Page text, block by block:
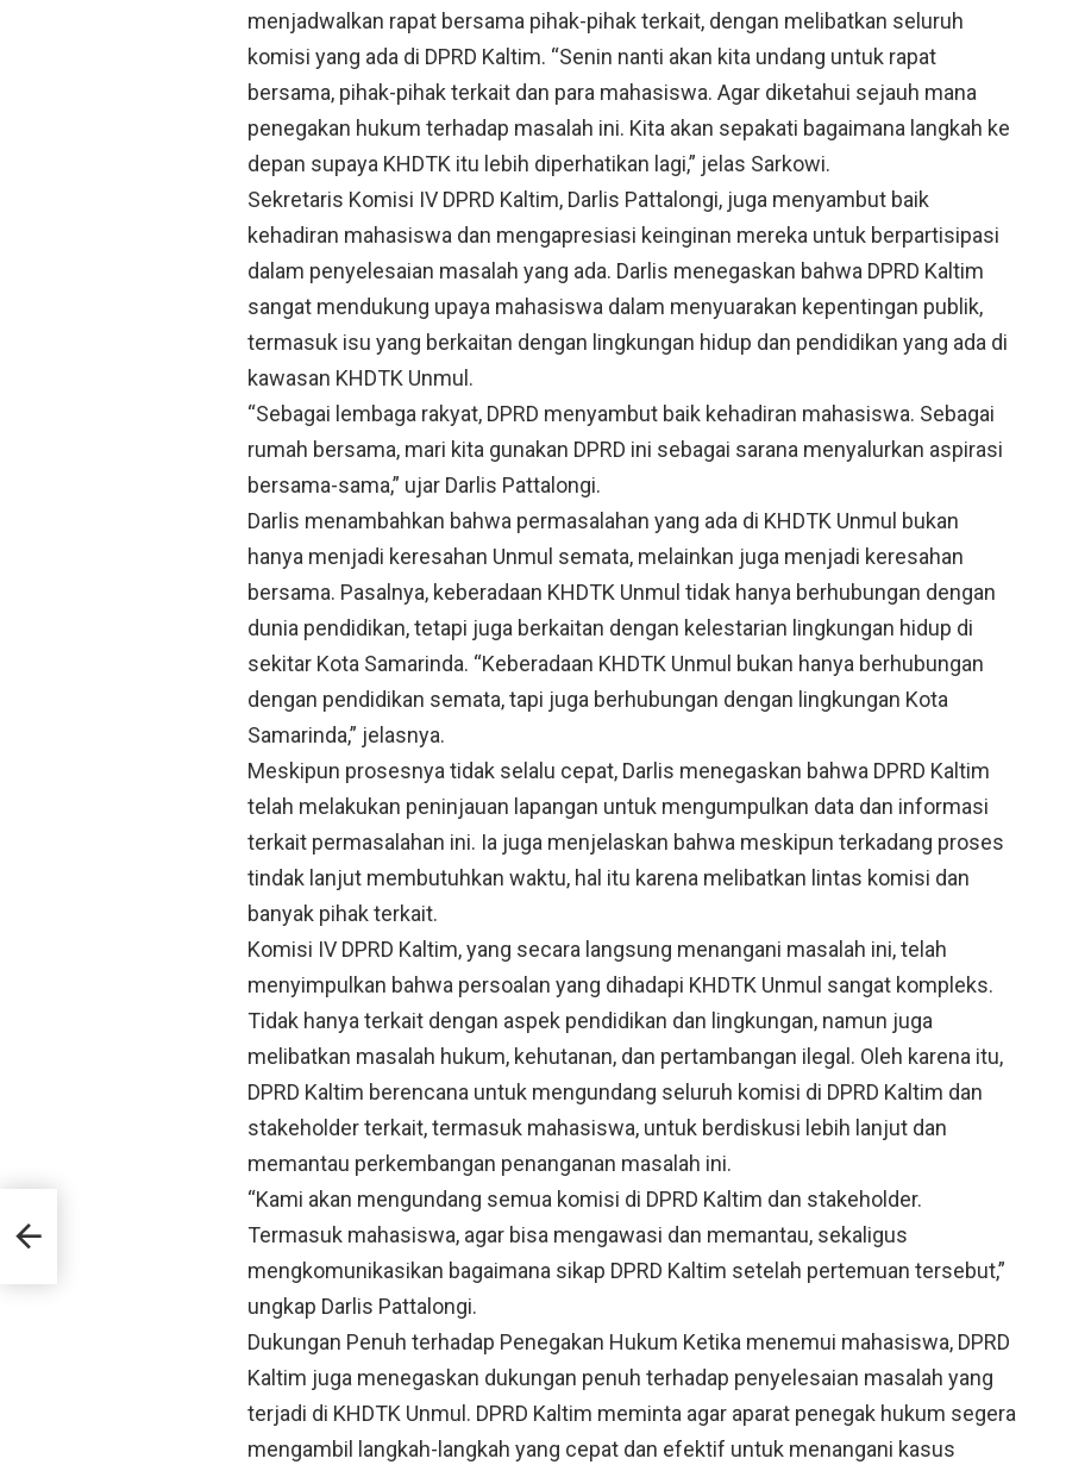
menjadwalkan rapat bersama pihak-pihak terkait, dengan melibatkan seluruh
komisi yang ada di DPRD Kaltim. “Senin nanti akan kita undang untuk rapat
bersama, pihak-pihak terkait dan para mahasiswa. Agar diketahui sejauh mana
penegakan hukum terhadap masalah ini. Kita akan sepakati bagaimana langkah ke
depan supaya KHDTK itu lebih diperhatikan lagi,” jelas Sarkowi.
Sekretaris Komisi IV DPRD Kaltim, Darlis Pattalongi, juga menyambut baik
kehadiran mahasiswa dan mengapresiasi keinginan mereka untuk berpartisipasi
dalam penyelesaian masalah yang ada. Darlis menegaskan bahwa DPRD Kaltim
sangat mendukung upaya mahasiswa dalam menyuarakan kepentingan publik,
termasuk isu yang berkaitan dengan lingkungan hidup dan pendidikan yang ada di
kawasan KHDTK Unmul.
“Sebagai lembaga rakyat, DPRD menyambut baik kehadiran mahasiswa. Sebagai
rumah bersama, mari kita gunakan DPRD ini sebagai sarana menyalurkan aspirasi
bersama-sama,” ujar Darlis Pattalongi.
Darlis menambahkan bahwa permasalahan yang ada di KHDTK Unmul bukan
hanya menjadi keresahan Unmul semata, melainkan juga menjadi keresahan
bersama. Pasalnya, keberadaan KHDTK Unmul tidak hanya berhubungan dengan
dunia pendidikan, tetapi juga berkaitan dengan kelestarian lingkungan hidup di
sekitar Kota Samarinda. “Keberadaan KHDTK Unmul bukan hanya berhubungan
dengan pendidikan semata, tapi juga berhubungan dengan lingkungan Kota
Samarinda,” jelasnya.
Meskipun prosesnya tidak selalu cepat, Darlis menegaskan bahwa DPRD Kaltim
telah melakukan peninjauan lapangan untuk mengumpulkan data dan informasi
terkait permasalahan ini. Ia juga menjelaskan bahwa meskipun terkadang proses
tindak lanjut membutuhkan waktu, hal itu karena melibatkan lintas komisi dan
banyak pihak terkait.
Komisi IV DPRD Kaltim, yang secara langsung menangani masalah ini, telah
menyimpulkan bahwa persoalan yang dihadapi KHDTK Unmul sangat kompleks.
Tidak hanya terkait dengan aspek pendidikan dan lingkungan, namun juga
melibatkan masalah hukum, kehutanan, dan pertambangan ilegal. Oleh karena itu,
DPRD Kaltim berencana untuk mengundang seluruh komisi di DPRD Kaltim dan
stakeholder terkait, termasuk mahasiswa, untuk berdiskusi lebih lanjut dan
memantau perkembangan penanganan masalah ini.
“Kami akan mengundang semua komisi di DPRD Kaltim dan stakeholder.
Termasuk mahasiswa, agar bisa mengawasi dan memantau, sekaligus
mengkomunikasikan bagaimana sikap DPRD Kaltim setelah pertemuan tersebut,”
ungkap Darlis Pattalongi.
Dukungan Penuh terhadap Penegakan Hukum Ketika menemui mahasiswa, DPRD
Kaltim juga menegaskan dukungan penuh terhadap penyelesaian masalah yang
terjadi di KHDTK Unmul. DPRD Kaltim meminta agar aparat penegak hukum segera
mengambil langkah-langkah yang cepat dan efektif untuk menangani kasus